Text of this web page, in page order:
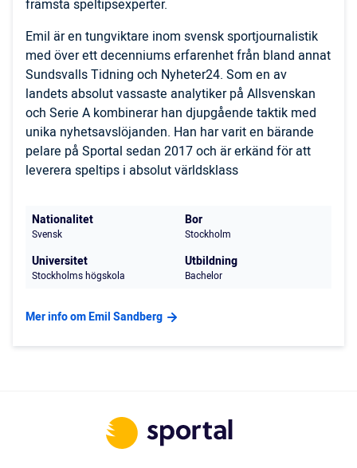
främsta speltipsexperter.
Emil är en tungviktare inom svensk sportjournalistik
med över ett decenniums erfarenhet från bland annat
Sundsvalls Tidning och Nyheter24. Som en av
landets absolut vassaste analytiker på Allsvenskan
och Serie A kombinerar han djupgående taktik med
unika nyhetsavslöjanden. Han har varit en bärande
pelare på Sportal sedan 2017 och är erkänd för att
leverera speltips i absolut världsklass
Nationalitet
Svensk
Bor
Stockholm
Universitet
Stockholms högskola
Utbildning
Bachelor
Mer info om Emil Sandberg